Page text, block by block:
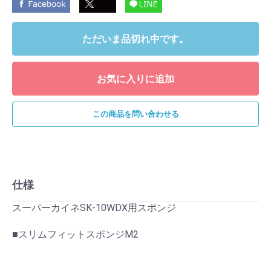
ただいま品切れ中です。
お気に入りに追加
この商品を問い合わせる
仕様
スーパーカイネSK-10WDX用スポンジ
■スリムフィットスポンジM2